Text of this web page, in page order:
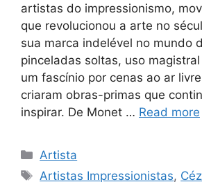
artistas do impressionismo,
que revolucionou a arte no
sua marca indelével no mundo
pinceladas soltas, uso
um fascínio por cenas ao ar
criaram obras-primas que
inspirar. De Monet … Read more
Categories
Artista
Tags
Artistas Impressionistas,